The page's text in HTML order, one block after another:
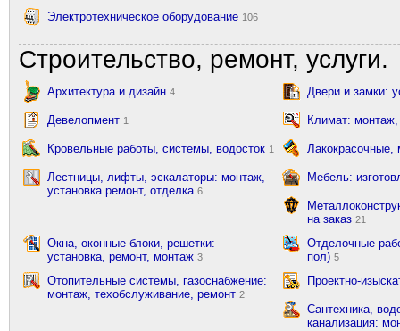
Электротехническое оборудование 106
Строительство, ремонт, услуги.
Архитектура и дизайн 4 Двери и замки:
Девелопмент 1 Климат:
Кровельные работы, системы, водосток 1
Лестницы, лифты, эскалаторы: монтаж,
установка ремонт, отделка 6
Мебель:
на заказ 21
Окна, оконные блоки, решетки:
установка, ремонт, монтаж 3
Отделочные
пол) 5
Отопительные системы, газоснабжение:
монтаж, техобслуживание, ремонт 2
Проектно-
Сантехника,
канализация: